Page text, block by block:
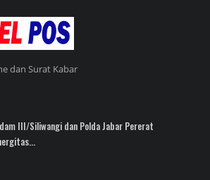
dan Surat Kabar
III/Siliwangi dan Polda Jabar Pererat